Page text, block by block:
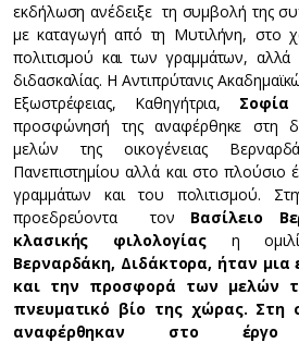
εκδήλωση ανέδειξε τη συμβολή της
με καταγωγή από τη Μυτιλήνη, στο
πολιτισμού και των γραμμάτων, αλλά
διδασκαλίας. Η Αντιπρύτανις
Εξωστρέφειας, Καθηγήτρια,
προσφώνησή της αναφέρθηκε στη
μελών της οικογένειας
Πανεπιστημίου αλλά και στο
γραμμάτων και του πολιτισμού.
προεδρεύοντα τον Βασίλειο
κλασικής φιλολογίαςη
Βερναρδάκη, Διδάκτορα, ήταν
και την προσφορά των μελών
πνευματικό βίο της χώρας. Στη
αναφέρθηκαν στο